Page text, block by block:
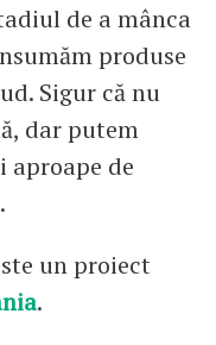
de a mânca
produse
Sigur că nu
dar putem
aproape de
un proiect
.